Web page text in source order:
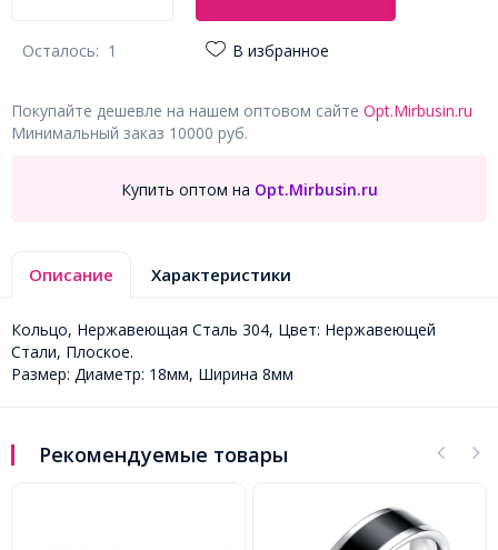
Осталось: 1 В избранное
Покупайте дешевле на нашем оптовом сайте Opt.Mirbusin.ru
Минимальный заказ 10000 руб.
Купить оптом на Opt.Mirbusin.ru
Описание Характеристики
Кольцо, Нержавеющая Сталь 304, Цвет: Нержавеющей
Стали, Плоское.
Размер: Диаметр: 18мм, Ширина 8мм
Рекомендуемые товары